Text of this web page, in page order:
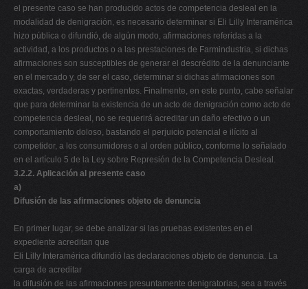
el presente caso se han producido actos de competencia desleal en la
modalidad de denigración, es necesario determinar si Eli Lilly Interamérica
hizo pública o difundió, de algún modo, afirmaciones referidas a la
actividad, a los productos o a las prestaciones de Farmindustria, si dichas
afirmaciones son susceptibles de generar el descrédito de la denunciante
en el mercado y, de ser el caso, determinar si dichas afirmaciones son
exactas, verdaderas y pertinentes. Finalmente, en este punto, cabe señalar
que para determinar la existencia de un acto de denigración como acto de
competencia desleal, no se requerirá acreditar un daño efectivo o un
comportamiento doloso, bastando el perjuicio potencial e ilícito al
competidor, a los consumidores o al orden público, conforme lo señalado
en el artículo 5 de la Ley sobre Represión de la Competencia Desleal.
3.2.2. Aplicación al presente caso
a)
Difusión de las afirmaciones objeto de denuncia
En primer lugar, se debe analizar si las pruebas existentes en el
expediente acreditan que
Eli Lilly Interamérica difundió las declaraciones objeto de denuncia. La
carga de acreditar
la difusión de las afirmaciones presuntamente denigratorias, sea a través